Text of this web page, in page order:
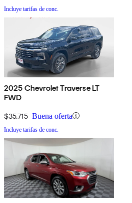
Incluye tarifas de conc.
2025 Chevrolet Traverse LT
FWD
$35,715 Buena oferta
Incluye tarifas de conc.